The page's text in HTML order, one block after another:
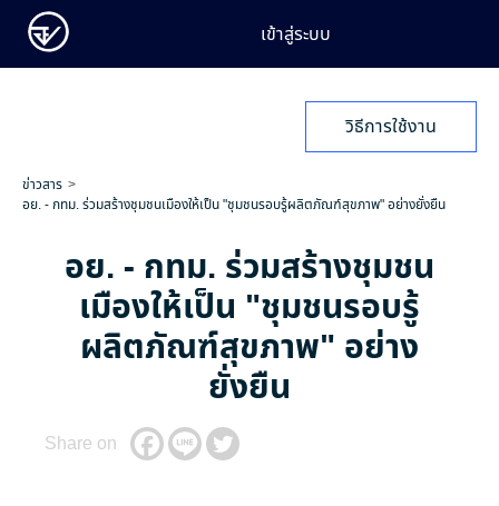
เข้าสู่ระบบ
วิธีการใช้งาน
ข่าวสาร
อย. - กทม. ร่วมสร้างชุมชนเมืองให้เป็น "ชุมชนรอบรู้ผลิตภัณฑ์สุขภาพ" อย่างยั่งยืน
อย. - กทม. ร่วมสร้างชุมชน
เมืองให้เป็น "ชุมชนรอบรู้
ผลิตภัณฑ์สุขภาพ" อย่าง
ยั่งยืน
Share on